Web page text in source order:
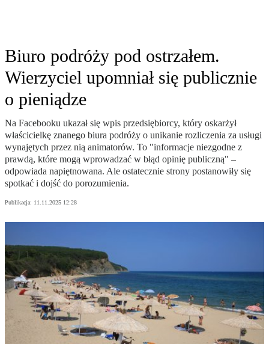
Biuro podróży pod ostrzałem.
Wierzyciel upomniał się publicznie
o pieniądze
Na Facebooku ukazał się wpis przedsiębiorcy, który oskarżył
właścicielkę znanego biura podróży o unikanie rozliczenia za usługi
wynajętych przez nią animatorów. To "informacje niezgodne z
prawdą, które mogą wprowadzać w błąd opinię publiczną" –
odpowiada napiętnowana. Ale ostatecznie strony postanowiły się
spotkać i dojść do porozumienia.
Publikacja: 11.11.2025 12:28